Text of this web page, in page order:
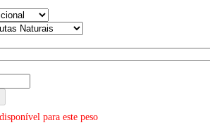
para este peso